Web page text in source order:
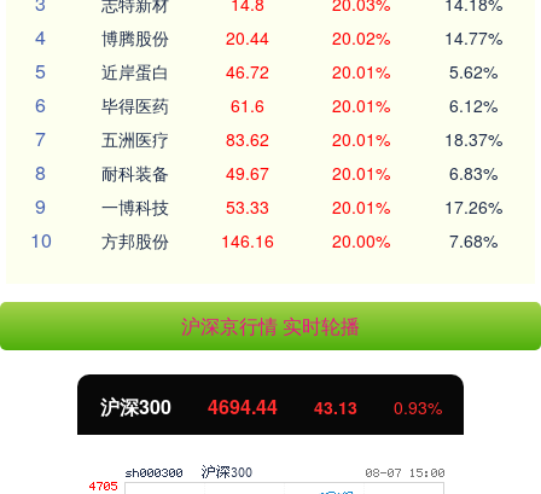
4 博腾股份 20.44 20.02% 14.77%
5 近岸蛋白 46.72 20.01% 5.62%
6 毕得医药 61.6 20.01% 6.12%
7 五洲医疗 83.62 20.01% 18.37%
8 耐科装备 49.67 20.01% 6.83%
9 一博科技 53.33 20.01% 17.26%
10 方邦股份 146.16 20.00% 7.68%
沪深京行情 实时轮播
沪深300 4694.44 43.13 0.93%